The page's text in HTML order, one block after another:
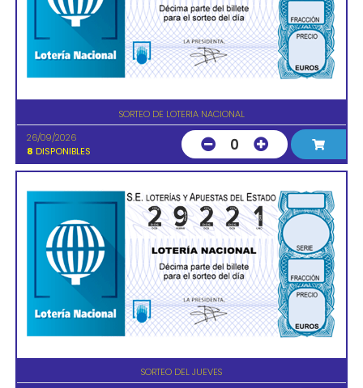
SORTEO DE LOTERIA NACIONAL
26/09/2026
8 DISPONIBLES 0
SORTEO DEL JUEVES